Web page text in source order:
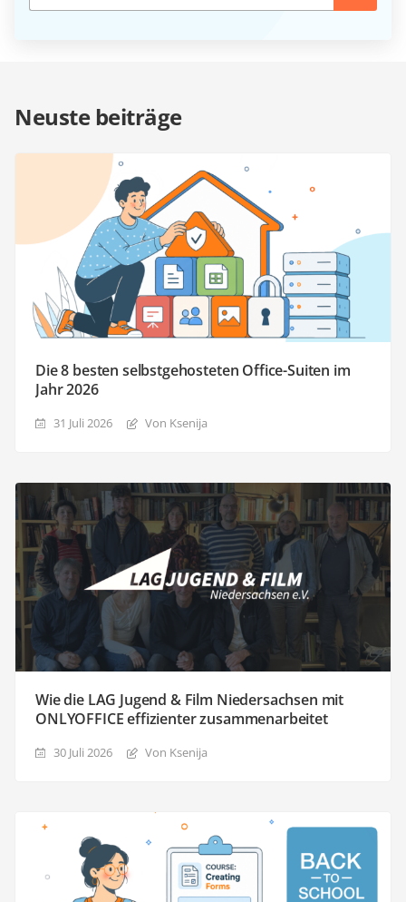
Neuste beiträge
Die 8 besten selbstgehosteten Office-Suiten im
Jahr 2026
31 Juli 2026 Von Ksenija
Wie die LAG Jugend & Film Niedersachsen mit
ONLYOFFICE effizienter zusammenarbeitet
30 Juli 2026 Von Ksenija